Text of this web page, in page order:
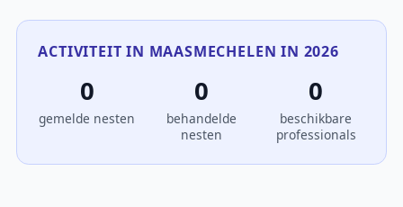
ACTIVITEIT IN MAASMECHELEN IN 2026
0
gemelde nesten
0
behandelde
nesten
0
beschikbare
professionals